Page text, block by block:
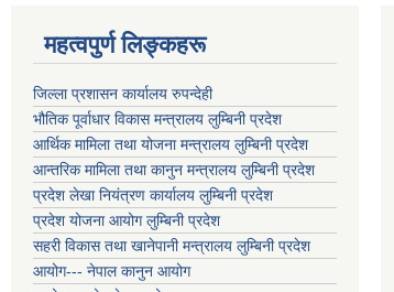
महत्वपुर्ण लिङ्कहरू
जिल्ला प्रशासन कार्यालय रुपन्देही
भौतिक पूर्वाधार विकास मन्त्रालय लुम्बिनी प्रदेश
आर्थिक मामिला तथा योजना मन्त्रालय लुम्बिनी प्रदेश
आन्तरिक मामिला तथा कानुन मन्त्रालय लुम्बिनी प्रदेश
प्रदेश लेखा नियंत्रण कार्यालय लुम्बिनी प्रदेश
प्रदेश योजना आयोग लुम्बिनी प्रदेश
सहरी विकास तथा खानेपानी मन्त्रालय लुम्बिनी प्रदेश
आयोग--- नेपाल कानुन आयोग